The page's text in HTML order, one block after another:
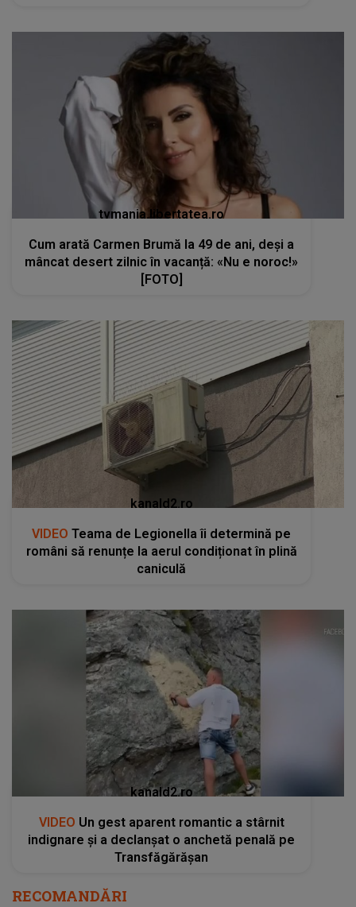
tvmania.libertatea.ro
Cum arată Carmen Brumă la 49 de ani, deși a
mâncat desert zilnic în vacanță: «Nu e noroc!»
[FOTO]
kanald2.ro
VIDEO Teama de Legionella îi determină pe
români să renunțe la aerul condiționat în plină
caniculă
kanald2.ro
VIDEO Un gest aparent romantic a stârnit
indignare și a declanșat o anchetă penală pe
Transfăgărășan
RECOMANDĂRI